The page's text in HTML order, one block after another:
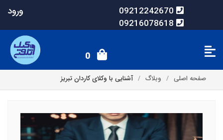
09212242670
09216078618
ورود
0
صفحه اصلی وبلاگ آشنایی با وکلای کاردان تبریز